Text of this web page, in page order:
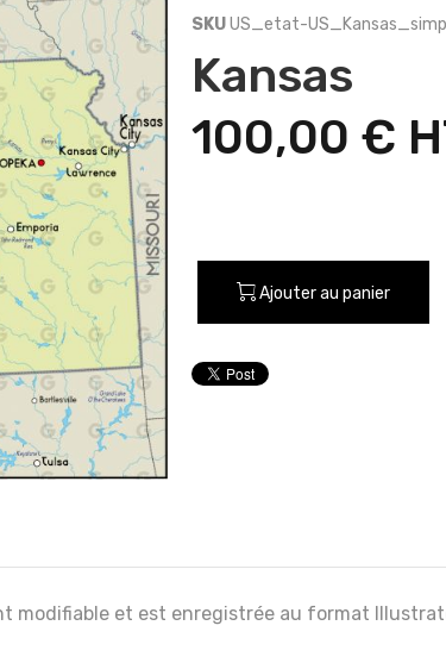
SKUUS_etat-
Kansas
100,00 €
Ajouter au panier
modifiable et est enregistrée au format